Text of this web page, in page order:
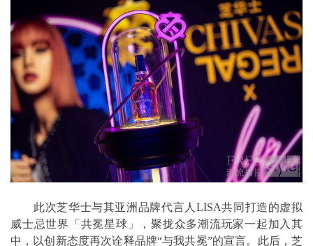
此次芝华士与其亚洲品牌代言人LISA共同打造的虚拟
威士忌世界「共冕星球」，聚拢众多潮流玩家一起加入其
中，以创新态度再次诠释品牌“与我共冕”的宣言。此后，芝